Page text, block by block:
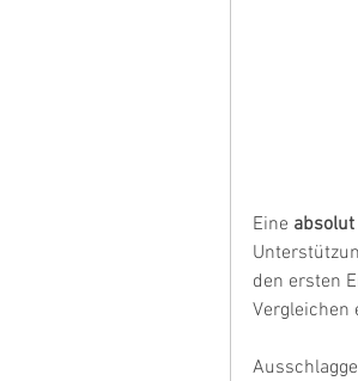
Eine
den ersten
Vergleichen